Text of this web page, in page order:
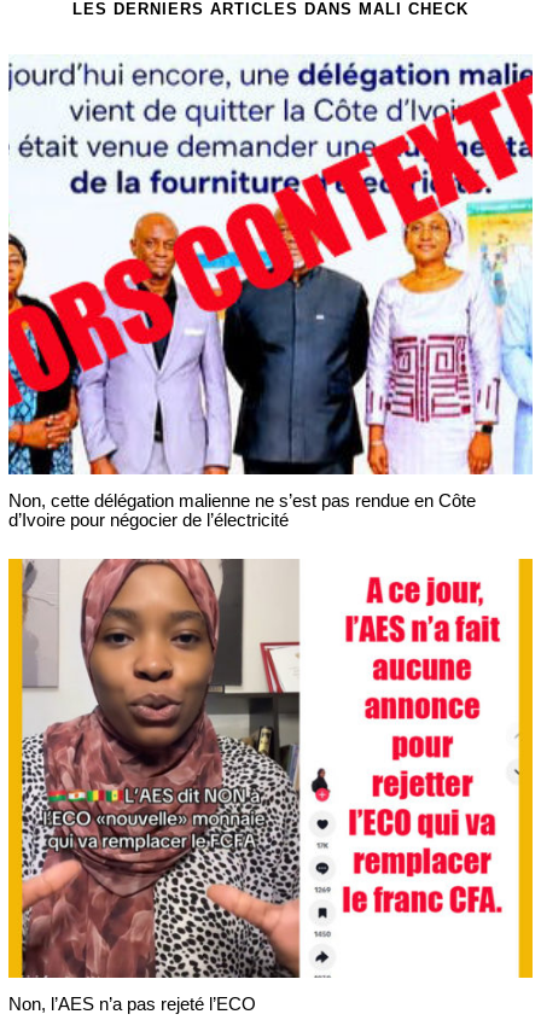
LES DERNIERS ARTICLES DANS MALI CHECK
Non, cette délégation malienne ne s’est pas rendue en Côte
d’Ivoire pour négocier de l’électricité
Non, l’AES n’a pas rejeté l’ECO